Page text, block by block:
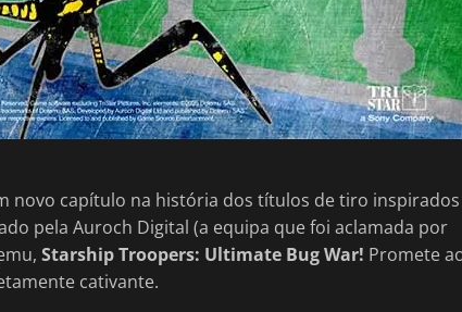
novo capítulo na história dos títulos de tiro inspirados
pela Auroch Digital (a equipa que foi aclamada por
Starship Troopers: Ultimate Bug War! Promete
cativante.